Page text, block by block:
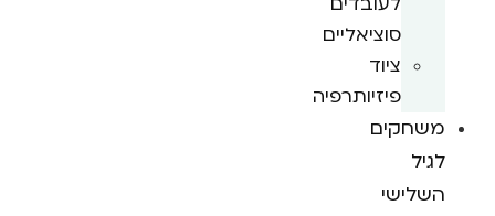
סוציאליים
ציוד
פיזיותרפיה
משחקים
לגיל
השלישי